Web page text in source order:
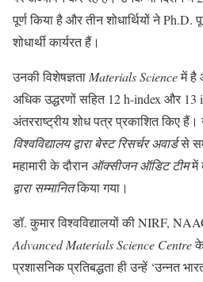
पूर्ण किया है और तीन शोधार्थियों ने
शोधार्थी कार्यरत हैं।
उनकी विशेषज्ञता Materials Scienceमें है
अधिक उद्धरणों सहित 12 h-index और 13
अंतरराष्ट्रीय शोध पत्र प्रकाशित किए हैं।
विश्वविद्यालय द्वारा बेस्ट रिसर्चर अवार्डसे
महामारी के दौरानऑक्सीजन ऑडिट टीममें
द्वारा सम्मानितकिया गया।
डॉ. कुमार विश्वविद्यालयों की NIRF,
Advanced Materials Science Centre
प्रशासनिक प्रतिबद्धता ही उन्हें ‘उन्नत